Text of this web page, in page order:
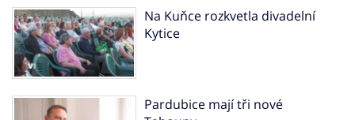
Na Kuňce rozkvetla divadelní
Kytice
Pardubice mají tři nové